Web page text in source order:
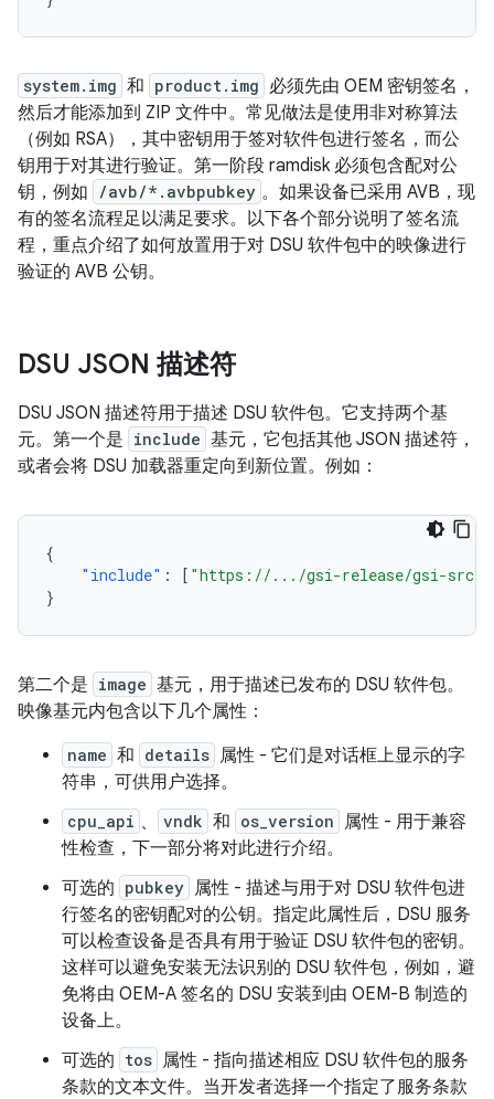
system.img 和 product.img 必须先由 OEM 密钥签名，
然后才能添加到 ZIP 文件中。常见做法是使用非对称算法
（例如 RSA），其中密钥用于签对软件包进行签名，而公
钥用于对其进行验证。第一阶段 ramdisk 必须包含配对公
钥，例如
/avb/*.avbpubkey 。如果设备已采用 AVB，现
有的签名流程足以满足要求。以下各个部分说明了签名流
程，重点介绍了如何放置用于对 DSU 软件包中的映像进行
验证的 AVB 公钥。
DSU JSON 描述符
DSU JSON 描述符用于描述 DSU 软件包。它支持两个基
元。第一个是 include 基元，它包括其他 JSON 描述符，
或者会将 DSU 加载器重定向到新位置。例如：
{
"include" : [ "https://.../gsi-release/gsi-
}
第二个是 image 基元，用于描述已发布的 DSU 软件包。
映像基元内包含以下几个属性：
name 和 details 属性 - 它们是对话框上显示的字
符串，可供用户选择。
cpu_api 、 vndk 和 os_version
属性 - 用于兼容
性检查，下一部分将对此进行介绍。
可选的 pubkey 属性 - 描述与用于对 DSU 软件包进
行签名的密钥配对的公钥。指定此属性后，DSU 服务
可以检查设备是否具有用于验证 DSU 软件包的密钥。
这样可以避免安装无法识别的 DSU 软件包，例如，避
免将由 OEM-A 签名的 DSU 安装到由 OEM-B 制造的
设备上。
可选的 tos 属性 - 指向描述相应 DSU 软件包的服务
条款的文本文件。当开发者选择一个指定了服务条款